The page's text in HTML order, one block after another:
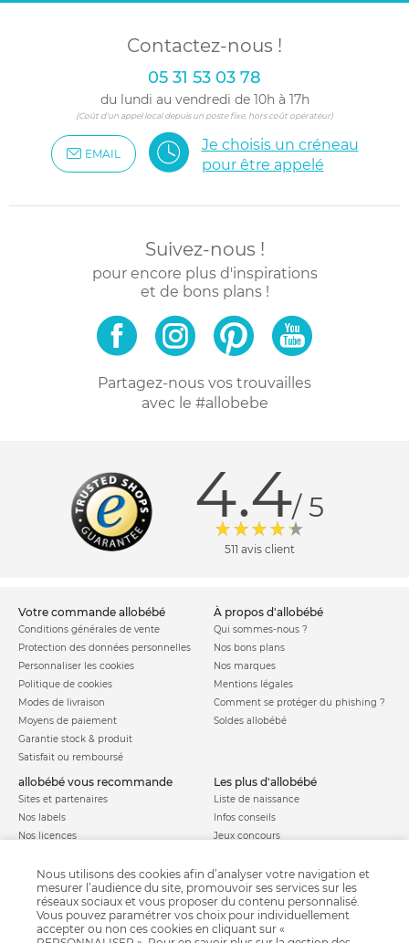
Contactez-nous !
05 31 53 03 78
du lundi au vendredi de 10h à 17h
(Coût d'un appel local depuis un poste fixe, hors coût opérateur)
EMAIL
Je choisis un créneau
pour être appelé
Suivez-nous !
pour encore plus d'inspirations
et de bons plans !
Partagez-nous vos trouvailles
avec le #allobebe
4.4/ 5
511 avis client
votre commande allobébé
Conditions générales de vente
Protection des données personnelles
Personnaliser les cookies
Politique de cookies
Modes de livraison
Moyens de paiement
Garantie stock & produit
Satisfait ou remboursé
à propos d'allobébé
Qui sommes-nous ?
Nos bons plans
Nos marques
Mentions légales
Comment se protéger du phishing ?
Soldes allobébé
allobébé vous recommande
Sites et partenaires
Nos labels
Nos licences
les plus d'allobébé
Liste de naissance
Infos conseils
Jeux concours
Parrainage
Paiement sécurisé
Nous utilisons des cookies afin d’analyser votre navigation et
mesurer l’audience du site, promouvoir ses services sur les
réseaux sociaux et vous proposer du contenu personnalisé.
Vous pouvez paramétrer vos choix pour individuellement
accepter ou non ces cookies en cliquant sur «